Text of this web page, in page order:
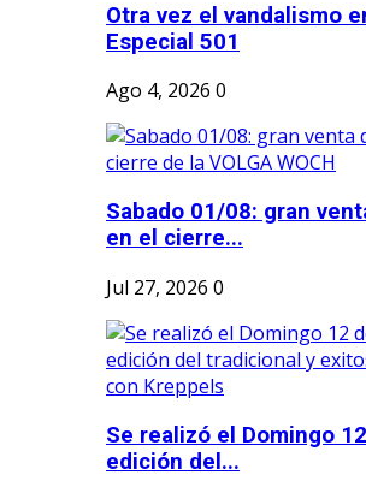
Otra vez el vandalismo
Especial 501
Ago 4, 2026 0
Sabado 01/08: gran
en el cierre...
Jul 27, 2026 0
Se realizó el Domingo
edición del...